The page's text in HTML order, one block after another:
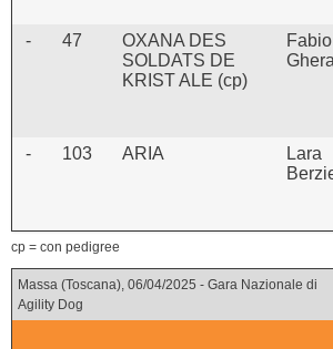
- 47
OXANA DES
SOLDATS DE
KRIST ALE (cp)
Fabio
-
103 ARIA
Lara
cp = con pedigree
Massa (Toscana), 06/04/2025 - Gara Nazionale di
Agility Dog